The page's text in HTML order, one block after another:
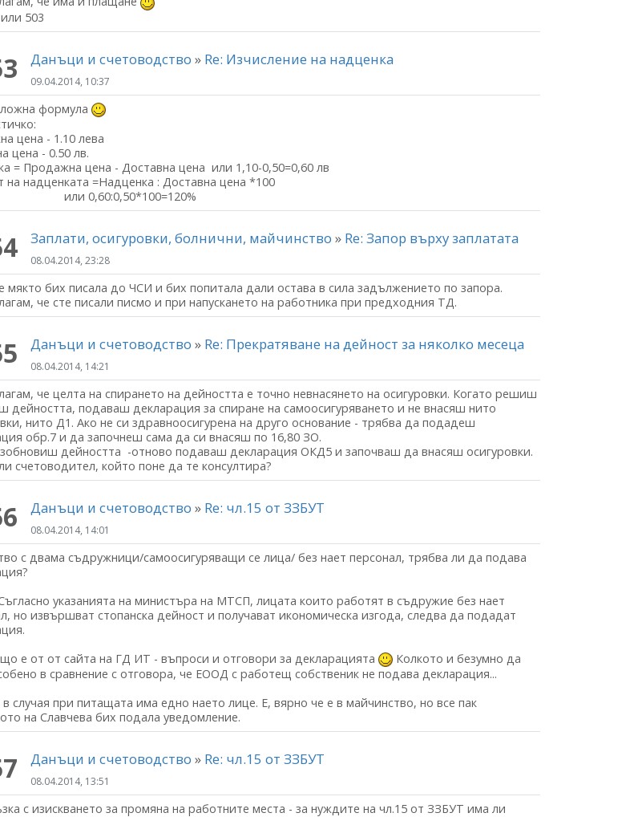
503
Данъци и счетоводство » Re: Изчисление на надценка
09.04.2014, 10:37
формула
цена - 1.10 лева
цена - 0.50 лв.
= Продажна цена - Доставна цена или 1,10-0,50=0,60 лв
на надценката =Надценка : Доставна цена *100
Заплати, осигуровки, болнични, майчинство» Re: Запор върху заплатата
08.04.2014, 23:28
бих писала до ЧСИ и бих попитала дали остава в сила задължението по запора.
че сте писали писмо и при напускането на работника при предходния ТД.
Данъци и счетоводство » Re: Прекратяване на дейност за няколко месеца
08.04.2014, 14:21
че целта на спирането на дейността е точно невнасянето на осигуровки. Когато решиш
дейността, подаваш декларация за спиране на самоосигуряването и не внасяш нито
нито Д1. Ако не си здравноосигурена на друго основание - трябва да подадеш
обр.7 и да започнеш сама да си внасяш по 16,80 ЗО.
дейността -отново подаваш декларация ОКД5 и започваш да внасяш осигуровки.
счетоводител, който поне да те консултира?
Данъци и счетоводство » Re: чл.15 от ЗЗБУТ
08.04.2014, 14:01
с двама съдружници/самоосигуряващи се лица/ без нает персонал, трябва ли да подава
указанията на министъра на МТСП, лицата които работят в съдружие без нает
но извършват стопанска дейност и получават икономическа изгода, следва да подадат
е от от сайта на ГД ИТ - въпроси и отговори за декларацията
Колкото и безумно да
в сравнение с отговора, че ЕООД с работещ собственик не подава декларация...
случая при питащата има едно наето лице. Е, вярно че е в майчинство, но все пак
на Славчева бих подала уведомление.
Данъци и счетоводство » Re: чл.15 от ЗЗБУТ
08.04.2014, 13:51
с изискването за промяна на работните места - за нуждите на чл.15 от ЗЗБУТ има ли